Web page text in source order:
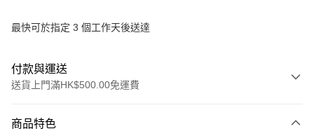
最快可於指定 3 個工作天後送達
付款與運送
送貨上門滿HK$500.00免運費
信用卡
商品特色